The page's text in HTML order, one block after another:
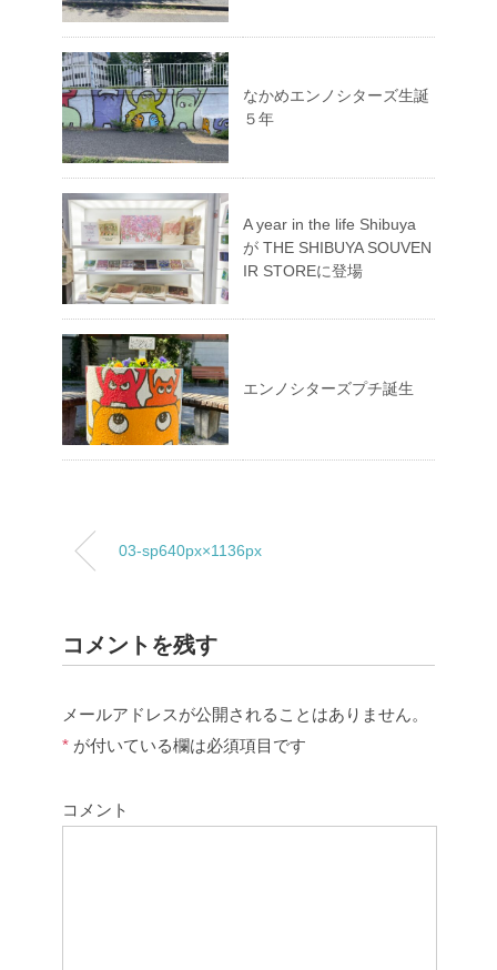
なかめエンノシターズ生誕
５年
A year in the life Shibuya
が THE SHIBUYA SOUVEN
IR STOREに登場
エンノシターズプチ誕生
03-sp640px×1136px
コメントを残す
メールアドレスが公開されることはありません。
* が付いている欄は必須項目です
コメント